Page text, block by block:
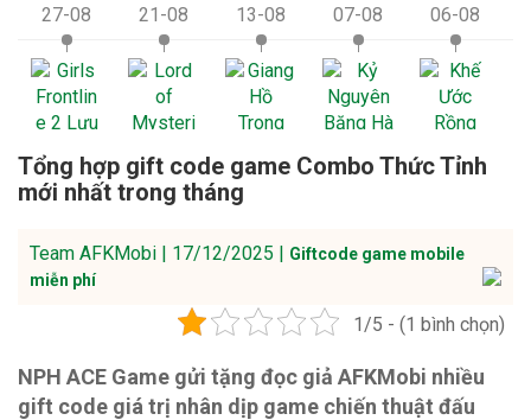
27-08 21-08 13-08 07-08 06-08
Tổng hợp gift code game Combo Thức Tỉnh
mới nhất trong tháng
Team AFKMobi | 17/12/2025 | Giftcode game mobile
miễn phí
1/5 - (1 bình chọn)
NPH ACE Game gửi tặng đọc giả AFKMobi nhiều
gift code giá trị nhân dịp game chiến thuật đấu